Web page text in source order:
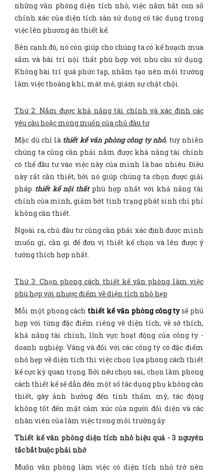
những văn phòng diện tích nhỏ, việc nắm bắt con số
chính xác của diện tích sàn sử dụng có tác dụng trong
việc lên phương án thiết kế.
Bên cạnh đó, nó còn giúp cho chúng ta có kế hoạch mua
sắm và bài trí nội thất phù hợp với nhu cầu sử dụng.
Không bài trí quá phức tạp, nhằm tạo nên môi trường
làm việc thoáng khí, mát mẻ, giảm sự chật chội.
Thứ 2: Nắm được khả năng tài chính và xác định các
yêu cầu hoặc mong muốn của chủ đầu tư
Mặc dù chỉ là thiết kế văn phòng công ty nhỏ, tuy nhiên
chúng ta cũng cần phải nắm được khả năng tài chính
có thể đầu tư vào việc này của mình là bao nhiêu. Điều
này rất cần thiết, bởi nó giúp chúng ta chọn được giải
pháp thiết kế nội thất phù hợp nhất với khả năng tài
chính của mình, giảm bớt tình trạng phát sinh chi phí
không cần thiết.
Ngoài ra, chủ đầu tư cũng cần phải xác định được mình
muốn gì, cần gì để đơn vị thiết kế chọn và lên được ý
tưởng thích hợp nhất.
Thứ 3: Chọn phong cách thiết kế văn phòng làm việc
phù hợp với nhược điểm về diện tích nhỏ hẹp
Mỗi một phong cách thiết kế văn phòng công tysẽ phù
hợp với từng đặc điểm riêng về diện tích, về sở thích,
khả năng tài chính, lĩnh vực hoạt động của công ty -
doanh nghiệp. Vâng và đối với các công ty có đặc điểm
nhỏ hẹp về diện tích thì việc chọn lựa phong cách thiết
kế cực kỳ quan trọng. Bởi nếu chọn sai, chọn lầm phong
cách thiết kế sẽ dẫn đến một số tác dụng phụ không cần
thiết, gây ảnh hưởng đến tính thẩm mỹ, tác động
không tốt đến mặt cảm xúc của người đối diện và các
nhân viên của làm việc trong môi trường ấy.
Thiết kế văn phòng diện tích nhỏ hiệu quả - 3 nguyên
tắc bắt buộc phải nhớ
Muốn văn phòng làm việc có diện tích nhỏ trở nên